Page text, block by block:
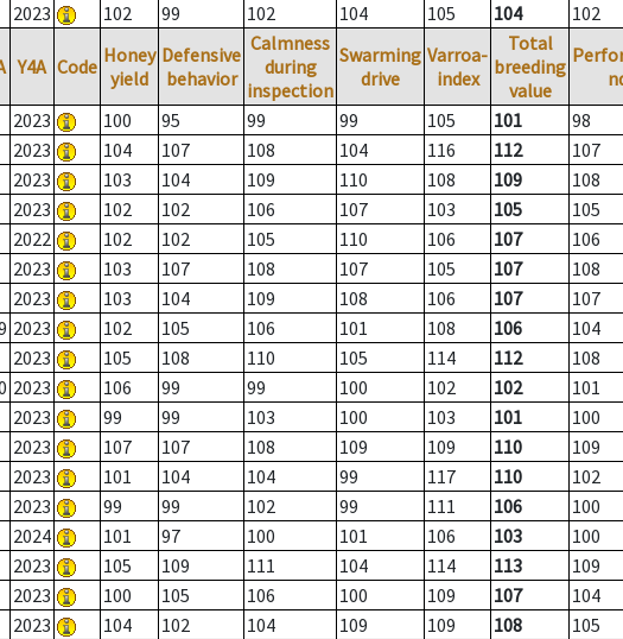
2023 102 99 102 104 105 104 102
Y4A Code Honey
yield
Defensive
behavior
Calmness
during
inspection
Swarming
drive
Varroa-
index
Total
breeding
value
2023 100 95 99 99 105 101
98
2023 104 107 108 104 116 112
107
2023 103 104 109 110 108 109
108
2023 102 102 106 107 103 105
105
2022 102 102 105 110 106 107
106
2023 103 107 108 107 105 107
108
2023 103 104 109 108 106 107
107
2023 102 105 106 101 108 106
104
2023 105 108 110 105 114 112
108
2023 106 99 99 100 102 102
101
2023 99 99 103 100 103 101
100
2023 107 107 108 109 109 110
109
2023 101 104 104 99 117 110
102
2023 99 99 102 99 111 106
100
2024 101 97 100 101 106 103
100
2023 105 109 111 104 114 113
109
2023 100 105 106 100 109 107
104
2023 104 102 104 109 109 108
105